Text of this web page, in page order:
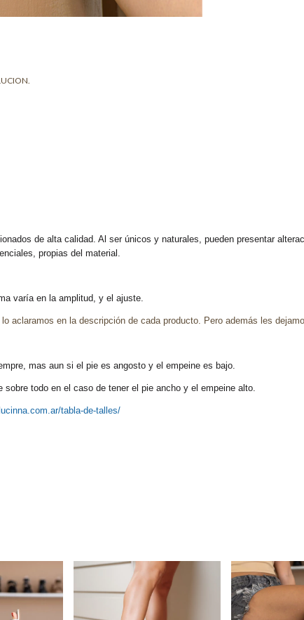
de alta calidad. Al ser únicos y naturales, pueden presentar
propias del material.
varía en la amplitud, y el ajuste.
aclaramos en la descripción de cada producto. Pero además les
mas aun si el pie es angosto y el empeine es bajo.
todo en el caso de tener el pie ancho y el empeine alto.
tabla-de-talles/